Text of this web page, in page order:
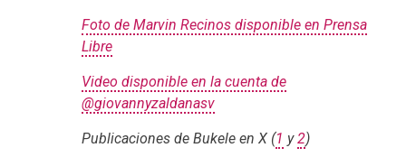
Foto de Marvin Recinos disponible en Prensa
Libre
Video disponible en la cuenta de
@giovannyzaldanasv
Publicaciones de Bukele en X (1 y2)